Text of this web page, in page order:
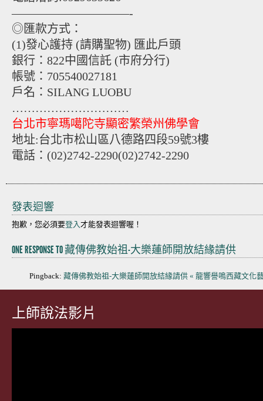
——————————-
◎匯款方式：
(1)發心護持 (請購聖物) 匯此戶頭
銀行：822中國信託 (市府分行)
帳號：705540027181
戶名：SILANG LUOBU
…………………………
台北市寧瑪噶陀寺顯密繁榮州佛學會
地址:台北市松山區八德路四段59號3樓
電話： (02)2742-2290(02)2742-2290
發表迴響
抱歉，您必須要登入才能發表迴響喔！
ONE RESPONSE TO 藏傳佛教始祖-大樂蓮師開放結緣請供
Pingback: 藏傳佛教始祖-大樂蓮師開放結緣請供 « 龍響譽鳴西藏文化
上師說法影片